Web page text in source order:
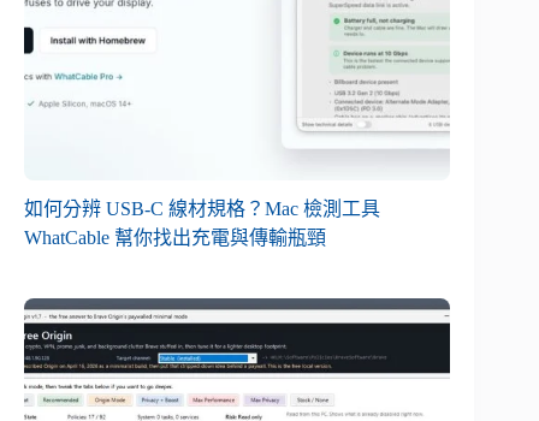
如何分辨 USB-C 線材規格？Mac 檢測工具
WhatCable 幫你找出充電與傳輸瓶頸